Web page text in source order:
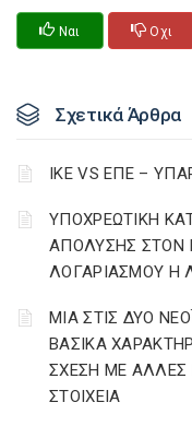
Ναι Οχι
Σχετικά Άρθρα
ΙΚΕ VS ΕΠΕ –
YΠΟΧΡΕΩΤΙΚΗ
ΑΠΟΛΥΣΗΣ ΣΤΟΝ
ΛΟΓΑΡΙΑΣΜΟΥ Η
ΜΙΑ ΣΤΙΣ ΔΥΟ
ΒΑΣΙΚΑ
ΣΧΕΣΗ ΜΕ ΑΛΛΕΣ
ΣΤΟΙΧΕΙΑ